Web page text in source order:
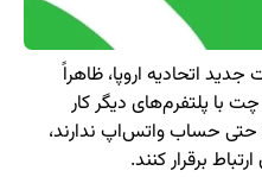
اتحادیه اروپا، ظاهراً
با پلتفرم‌های دیگر کار
حتی حساب واتس‌اپ ندارند،
برقرار کنند.